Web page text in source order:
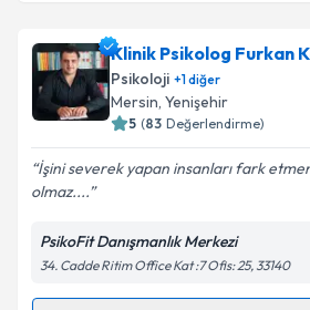
Klinik Psikolog Gülcihan
takvimi talebi oluşturun. Size bu
almanız için bir takvim
bilgilendireceğiz.
E-posta Adresiniz
Kişisel verilerimin işlenmesine
Metni'ni okudum ve kişisel
Klinik Psikolog Furkan
Psikoloji +1diğer
Mersin, Yenişehir
5 (83 Değerlendirme)
İşini severek yapan insanları fark
olmaz....
PsikoFit Danışmanlık Merkezi
34. Cadde Ritim Office Kat :7 Ofis: 25, 33140